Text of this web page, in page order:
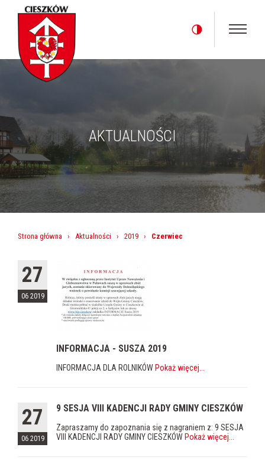
AKTUALNOŚCI
Strona główna › Aktualności › 2019 › Czerwiec
27
06 2019
INFORMACJA - SUSZA 2019
INFORMACJA DLA ROLNIKÓW Pokaż więcej
27
06 2019
9 SESJA VIII KADENCJI RADY GMINY CIESZKÓW
Zapraszamy do zapoznania się z nagraniem z: 9 SESJA
VIII KADENCJI RADY GMINY CIESZKÓW Pokaż więcej